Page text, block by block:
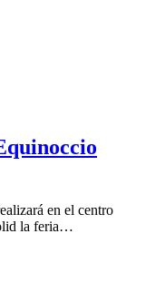
en el centro
la feria…